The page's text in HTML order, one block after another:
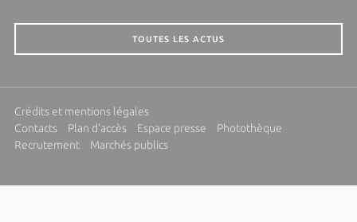
TOUTES LES ACTUS
Crédits et mentions légales
Contacts
Plan d'accès Espace presse
Photothèque
Recrutement
Marchés publics